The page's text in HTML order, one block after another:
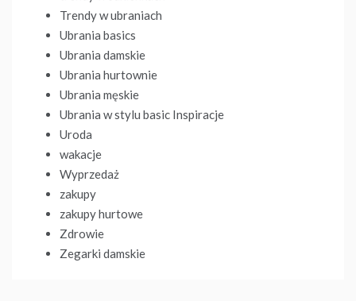
Trendy w ubraniach
Ubrania basics
Ubrania damskie
Ubrania hurtownie
Ubrania męskie
Ubrania w stylu basic Inspiracje
Uroda
wakacje
Wyprzedaż
zakupy
zakupy hurtowe
Zdrowie
Zegarki damskie